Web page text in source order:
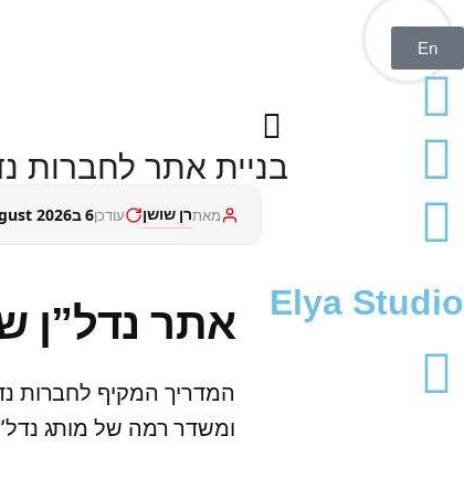
En
Elya Studio
בניית אתר לחברות
מאתרן שושן עודכן6 בAugust 2026
אתר נדל”ן
המדריך המקיף לחברות
ומשדר רמה של מותג